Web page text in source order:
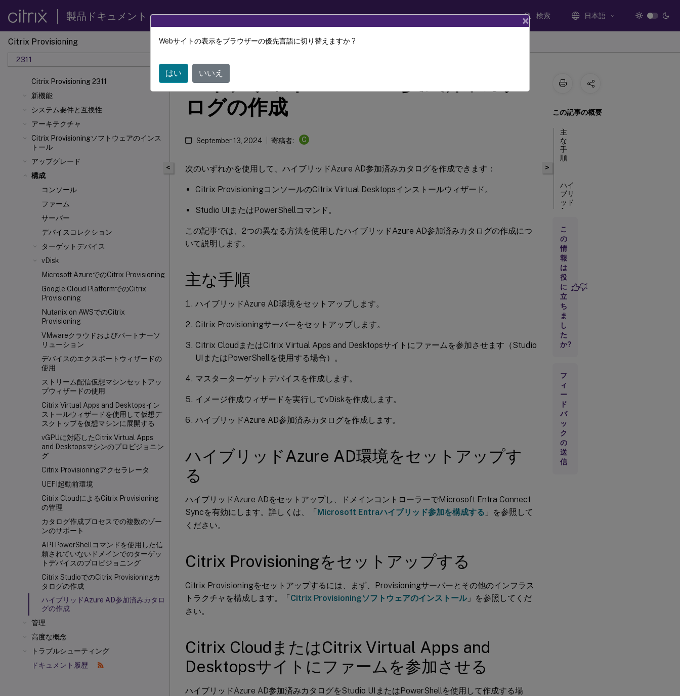
製品ドキュメント 検索 日本語
Citrix Provisioning
2311
Citrix Provisioning 2311
新機能
システム要件と互換性
アーキテクチャ
Citrix Provisioningソフトウェアのインス
トール
アップグレード
構成
コンソール
ファーム
サーバー
デバイスコレクション
ターゲットデバイス
vDisk
Microsoft AzureでのCitrix Provisioning
Google Cloud PlatformでのCitrix
Provisioning
Nutanix on AWSでのCitrix
Provisioning
VMwareクラウドおよびパートナーソ
リューション
デバイスのエクスポートウィザードの
使用
ストリーム配信仮想マシンセットアッ
プウィザードの使用
Citrix Virtual Apps and Desktopsイン
ストールウィザードを使用して仮想デ
スクトップを仮想マシンに展開する
vGPUに対応したCitrix Virtual Apps
and Desktopsマシンのプロビジョニン
グ
Citrix Provisioningアクセラレータ
UEFI起動前環境
Citrix CloudによるCitrix Provisioning
の管理
カタログ作成プロセスでの複数のゾー
ンのサポート
API PowerShellコマンドを使用した信
頼されていないドメインでのターゲッ
トデバイスのプロビジョニング
Citrix StudioでのCitrix Provisioningカ
タログの作成
ハイブリッドAzure AD参加済みカタロ
グの作成
管理
高度な概念
トラブルシューティング
ドキュメント履歴
Citrix Provisioning Citrix Provisioning 2311
<
ハイブリッドAzure AD参加済みカタ
ログの作成
September 13, 2024 寄稿者: C
次のいずれかを使用して、ハイブリッドAzure AD参加済みカタログを作成できます：
Citrix ProvisioningコンソールのCitrix Virtual Desktopsインストールウィザード。
Studio UIまたはPowerShellコマンド。
この記事では、2つの異なる方法を使用したハイブリッドAzure AD参加済みカタログの作成につ
いて説明します。
主な手順
ハイブリッドAzure AD環境をセットアップします。
Citrix Provisioningサーバーをセットアップします。
Citrix CloudまたはCitrix Virtual Apps and Desktopsサイトにファームを参加させます（Studio
UIまたはPowerShellを使用する場合）。
マスターターゲットデバイスを作成します。
イメージ作成ウィザードを実行してvDiskを作成します。
ハイブリッドAzure AD参加済みカタログを作成します。
ハイブリッドAzure AD環境をセットアップす
る
ハイブリッドAzure ADをセットアップし、ドメインコントローラーでMicrosoft Entra Connect
Syncを有効にします。詳しくは、「Microsoft Entraハイブリッド参加を構成する 」を参照して
ください。
Citrix Provisioningをセットアップする
Citrix Provisioningをセットアップするには、まず、Provisioningサーバーとその他のインフラス
トラクチャを構成します。「Citrix Provisioningソフトウェアのインストール」を参照してくだ
さい。
Citrix CloudまたはCitrix Virtual Apps and
Desktopsサイトにファームを参加させる
ハイブリッドAzure AD参加済みカタログをStudio UIまたはPowerShellを使用して作成する場
>
この記事の概要
主
な
手
順
ハイ
ブリ
ッド
Azure
境を
セッ
トア
ップ
する
Citrix
Provisioning
をセットア
ップする
Citrix
Cloudま
Apps and
Desktops
サイトに
ファーム
を参加さ
せる
マ
ス
タ
ー
こ
の
情
報
は
役
に
立
ち
ま
し
た
か?
フ
ィ
ー
ド
バ
ッ
ク
の
送
信
×
Webサイトの表示をブラウザーの優先言語に切り替えますか ?
はい いいえ